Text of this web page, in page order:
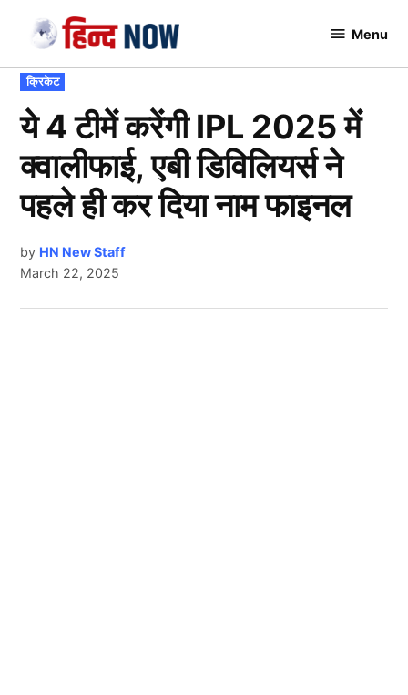
content
Menu
POSTED
IN
क्रिकेट
ये 4 टीमें करेंगी IPL 2025 में
क्वालीफाई, एबी डिविलियर्स ने
पहले ही कर दिया नाम फाइनल
by HN New Staff
March 22, 2025